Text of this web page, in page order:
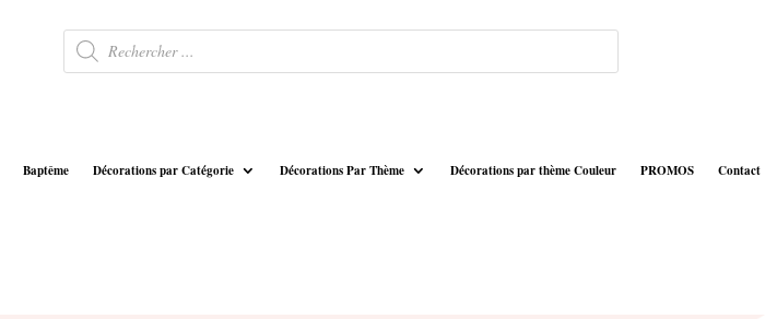
Recherche
de
produits
Baptême Décorations par Catégorie Décorations Par Thème Décorations par thème Couleur PROMOS Contact